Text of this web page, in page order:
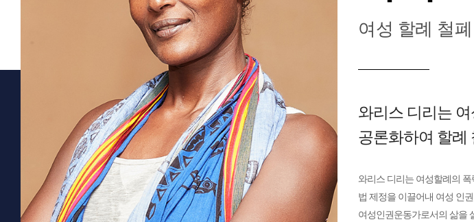
여성 할례 철
와리스 디리는
공론화하여 할례
와리스 디리는 여성할례의
법 제정을 이끌어내 여성 인
여성인권운동가로서의 삶을